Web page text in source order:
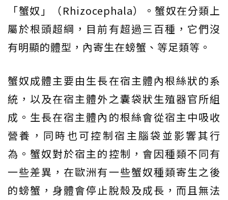
「蟹奴」（Rhizocephala）。蟹奴在分類上
屬於根頭超綱，目前有超過三百種，它們沒
有明顯的體型，內寄生在螃蟹、等足類等。
蟹奴成體主要由生長在宿主體內根絲狀的系
統，以及在宿主體外之囊袋狀生殖器官所組
成。生長在宿主體內的根絲會從宿主中吸收
營養，同時也可控制宿主腦袋並影響其行
為。蟹奴對於宿主的控制，會因種類不同有
一些差異，在歐洲有一些蟹奴種類寄生之後
的螃蟹，身體會停止脫殼及成長，而且無法